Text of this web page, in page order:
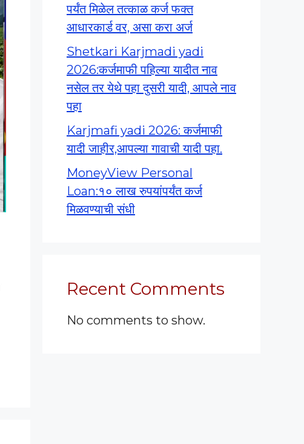
पर्यंत मिळेल तत्काळ कर्ज फक्त
आधारकार्ड वर, असा करा अर्ज
Shetkari Karjmadi yadi
2026:कर्जमाफी पहिल्या यादीत नाव
नसेल तर येथे पहा दुसरी यादी, आपले नाव
पहा
Karjmafi yadi 2026: कर्जमाफी
यादी जाहीर,आपल्या गावाची यादी पहा.
MoneyView Personal
Loan:१० लाख रुपयांपर्यंत कर्ज
मिळवण्याची संधी
Recent Comments
No comments to show.